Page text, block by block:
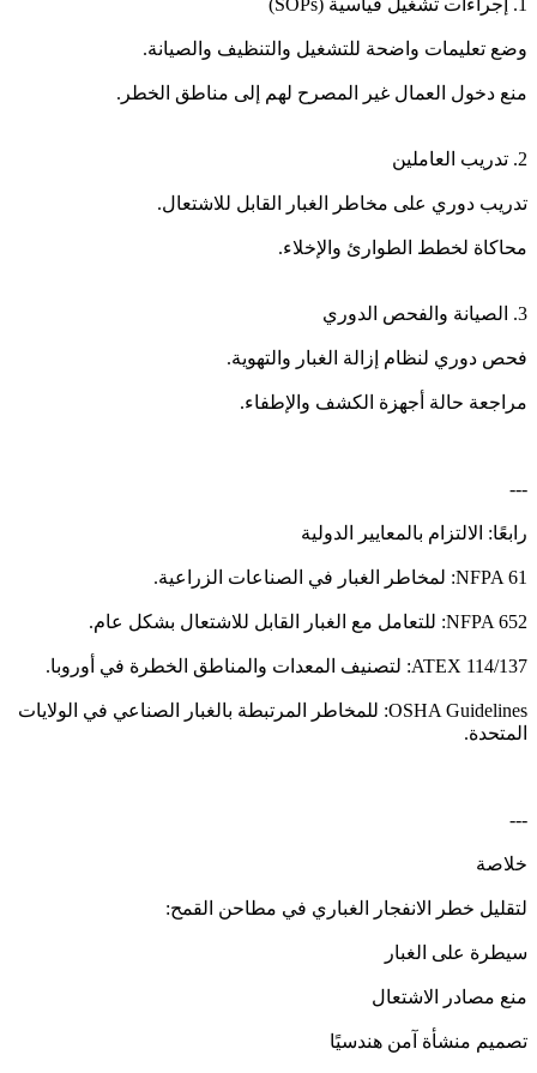
1. إجراءات تشغيل قياسية (SOPs)
وضع تعليمات واضحة للتشغيل والتنظيف والصيانة.
منع دخول العمال غير المصرح لهم إلى مناطق الخطر.
2. تدريب العاملين
تدريب دوري على مخاطر الغبار القابل للاشتعال.
محاكاة لخطط الطوارئ والإخلاء.
3. الصيانة والفحص الدوري
فحص دوري لنظام إزالة الغبار والتهوية.
مراجعة حالة أجهزة الكشف والإطفاء.
---
رابعًا: الالتزام بالمعايير الدولية
NFPA 61: لمخاطر الغبار في الصناعات الزراعية.
NFPA 652: للتعامل مع الغبار القابل للاشتعال بشكل عام.
ATEX 114/137: لتصنيف المعدات والمناطق الخطرة في أوروبا.
OSHA Guidelines: للمخاطر المرتبطة بالغبار الصناعي في الولايات
المتحدة.
---
خلاصة
لتقليل خطر الانفجار الغباري في مطاحن القمح:
سيطرة على الغبار
منع مصادر الاشتعال
تصميم منشأة آمن هندسيًا